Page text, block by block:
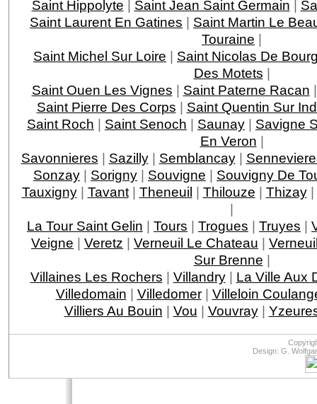
Saint Hippolyte | Saint Jean Saint Germain |
Saint Laurent En Gatines | Saint Martin Le
Touraine |
Saint Michel Sur Loire | Saint Nicolas De
Des Motets |
Saint Ouen Les Vignes | Saint Paterne Racan
Saint Pierre Des Corps | Saint Quentin Sur
Saint Roch | Saint Senoch | Saunay | Savigne
En Veron |
Savonnieres | Sazilly| Semblancay|
Sonzay | Sorigny | Souvigne | Souvigny De
Tauxigny| Tavant| Theneuil | Thilouze | Thizay|
|
La Tour Saint Gelin | Tours | Trogues | Truyes |
Veigne | Veretz | Verneuil Le Chateau |
Sur Brenne |
Villaines Les Rochers | Villandry| La Ville Aux
Villedomain | Villedomer| Villeloin
Villiers Au Bouin | Vou | Vouvray|
Design: G.